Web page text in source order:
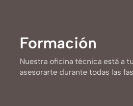
Formación
Nuestra oficina técnica está a
asesorarte durante todas las